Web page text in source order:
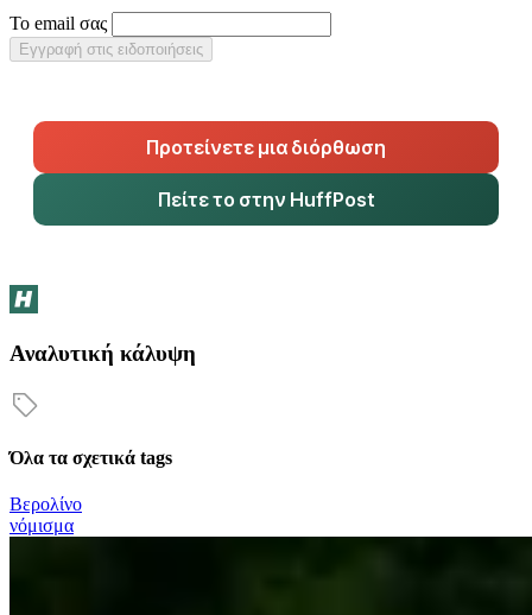
Το email σας
Εγγραφή στις ειδοποιήσεις
Προτείνετε μια διόρθωση
Πείτε το στην HuffPost
Αναλυτική κάλυψη
Όλα τα σχετικά tags
Βερολίνο
νόμισμα